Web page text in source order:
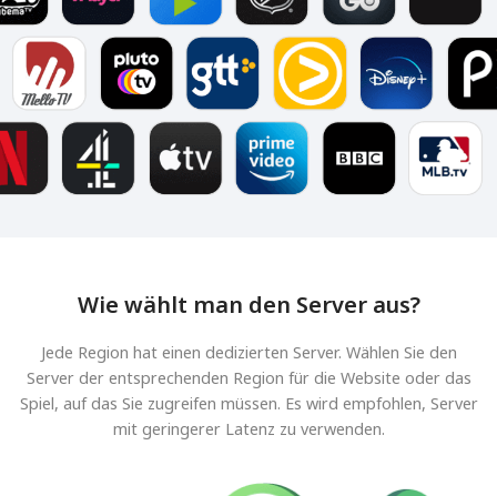
Wie wählt man den Server aus?
Jede Region hat einen dedizierten Server. Wählen Sie den
Server der entsprechenden Region für die Website oder das
Spiel, auf das Sie zugreifen müssen. Es wird empfohlen, Server
mit geringerer Latenz zu verwenden.